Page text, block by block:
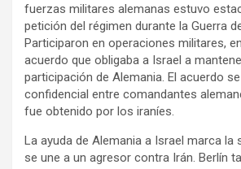
fuerzas militares alemanas estuvo
petición del régimen durante la Guerra
Participaron en operaciones militares,
acuerdo que obligaba a Israel a
participación de Alemania. El acuerdo
confidencial entre comandantes
fue obtenido por los iraníes.
La ayuda de Alemania a Israel marca la
se une a un agresor contra Irán. Berlín